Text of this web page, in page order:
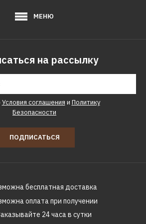
МЕНЮ
на рассылку
Условия соглашения и Политику
Безопасности
ПОДПИСАТЬСЯ
бесплатная доставка
оплата при получении
24 часа в сутки